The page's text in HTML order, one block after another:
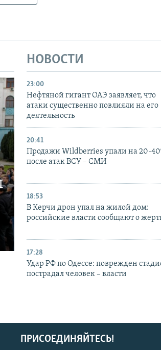
НОВОСТИ
23:00
Нефтяной гигант ОАЭ заявляет, что
атаки существенно повлияли на его
деятельность
20:41
Продажи Wildberries упали на 20-
после атак ВСУ – СМИ
18:53
В Керчи дрон упал на жилой дом:
российские власти сообщают о
17:28
Удар РФ по Одессе: поврежден
пострадал человек – власти
ПРИСОЕДИНЯЙТЕСЬ!